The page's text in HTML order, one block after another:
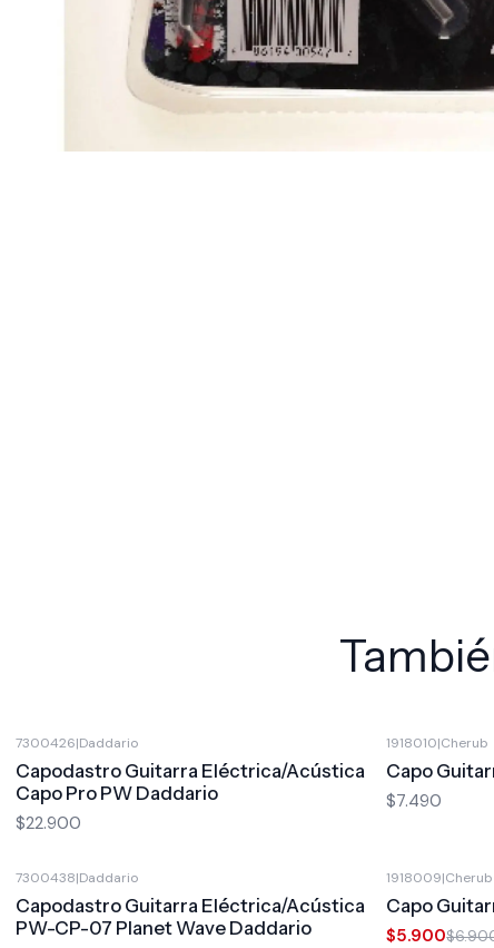
7300426|Daddario
Capodastro Guitarra Eléctrica/Acústica
Capo Pro PW Daddario
$22.900
1918010|Cherub
Capo
$7.490
7300438|Daddario
Capodastro Guitarra Eléctrica/Acústica
PW-CP-07 Planet Wave Daddario
1918009|Cherub
Capo
$5.900